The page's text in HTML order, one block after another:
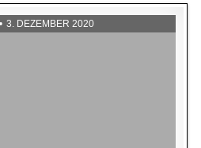
3. DEZEMBER 2020